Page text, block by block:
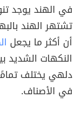
في الهند يوجد
تشتهر الهند
أن أكثر ما يجعل
النكهات الشديد
دلهي يختلف
في الأصناف.